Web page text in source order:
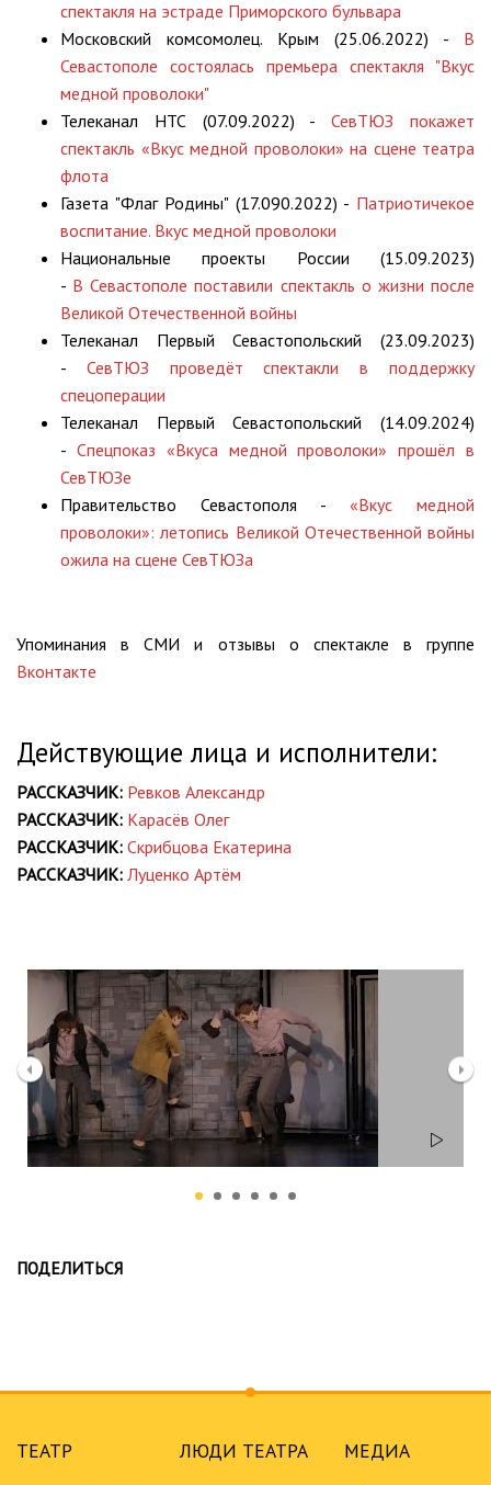
спектакля на эстраде Приморского бульвара
Московский комсомолец. Крым (25.06.2022) - В
Севастополе состоялась премьера спектакля "Вкус
медной проволоки"
Телеканал НТС (07.09.2022) -СевТЮЗ покажет
спектакль «Вкус медной проволоки» на сцене театра
флота
Газета "Флаг Родины" (17.090.2022) - Патриотичекое
воспитание. Вкус медной проволоки
Национальные проекты России (15.09.2023)
- В Севастополе поставили спектакль о жизни после
Великой Отечественной войны
Телеканал Первый Севастопольский (23.09.2023)
- СевТЮЗ проведёт спектакли в поддержку
спецоперации
Телеканал Первый Севастопольский (14.09.2024)
- Спецпоказ «Вкуса медной проволоки» прошёл в
СевТЮЗе
Правительство Севастополя - «Вкус медной
проволоки»: летопись Великой Отечественной войны
ожила на сцене СевТЮЗа
Упоминания в СМИ и отзывы о спектакле в группе
Вконтакте
Действующие лица и исполнители:
РАССКАЗЧИК: Ревков Александр
РАССКАЗЧИК: Карасёв Олег
РАССКАЗЧИК: Скрибцова Екатерина
РАССКАЗЧИК: Луценко Артём
ПОДЕЛИТЬСЯ
ТЕАТР ЛЮДИ ТЕАТРА МЕДИА